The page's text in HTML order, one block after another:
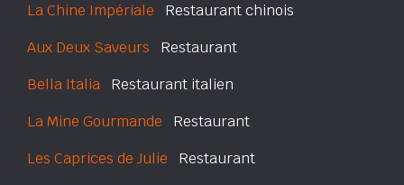
La Chine Impériale Restaurant chinois
Aux Deux Saveurs Restaurant
Bella Italia Restaurant italien
La Mine Gourmande Restaurant
Les Caprices de Julie Restaurant